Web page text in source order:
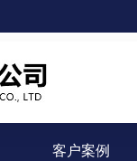
客户案例